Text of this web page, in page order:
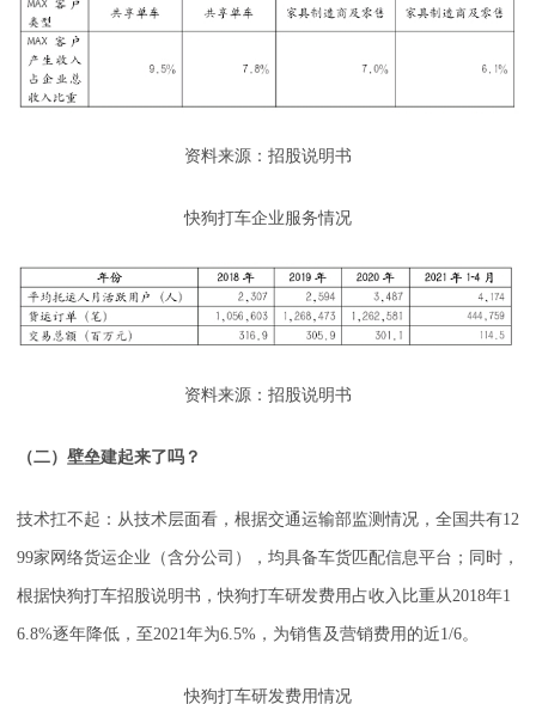
资料来源：招股说明书
快狗打车企业服务情况
资料来源：招股说明书
（二）壁垒建起来了吗？
技术扛不起：从技术层面看，根据交通运输部监测情况，全国共有12
99家网络货运企业（含分公司），均具备车货匹配信息平台；同时，
根据快狗打车招股说明书，快狗打车研发费用占收入比重从2018年1
6.8%逐年降低，至2021年为6.5%，为销售及营销费用的近1/6。
快狗打车研发费用情况